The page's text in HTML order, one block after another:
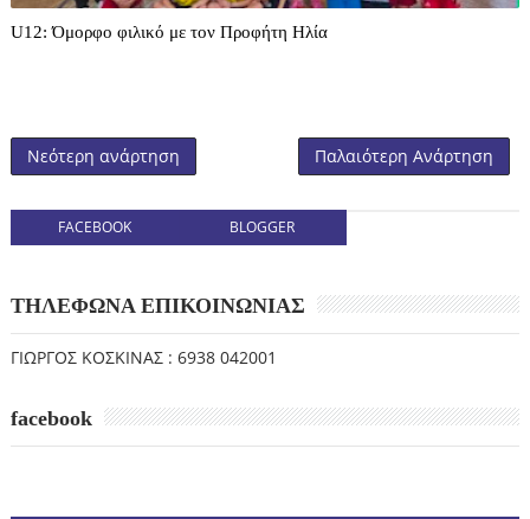
U12: Όμορφο φιλικό με τον Προφήτη Ηλία
Νεότερη ανάρτηση Παλαιότερη Ανάρτηση
FACEBOOK BLOGGER
ΤΗΛΕΦΩΝΑ ΕΠΙΚΟΙΝΩΝΙΑΣ
ΓΙΩΡΓΟΣ ΚΟΣΚΙΝΑΣ : 6938 042001
facebook